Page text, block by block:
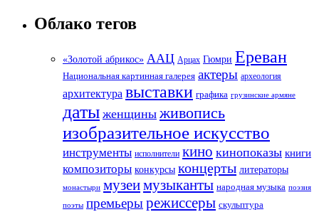
Облако тегов
«Золотой абрикос» ААЦ Арцах Гюмри Ереван
Национальная картинная галерея актеры археология
архитектура выставки графика грузинские армяне
даты женщины живопись
изобразительное искусство
инструменты исполнители кино кинопоказы книги
композиторы конкурсы концерты литераторы
монастыри музеимузыканты народная музыка поэзия
поэты премьерырежиссеры скульптура